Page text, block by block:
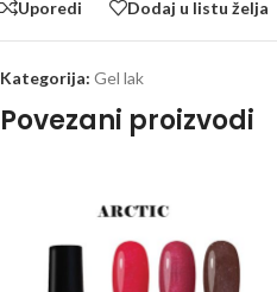
Uporedi Dodaj u listu želja
Kategorija: Gel lak
Povezani proizvodi